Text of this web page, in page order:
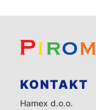
KONTAKT
Hamex d.o.o.